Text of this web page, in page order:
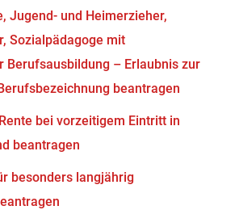
Jugend- und Heimerzieher,
Sozialpädagoge mit
Berufsausbildung – Erlaubnis zur
beantragen
bei vorzeitigem Eintritt in
beantragen
besonders langjährig